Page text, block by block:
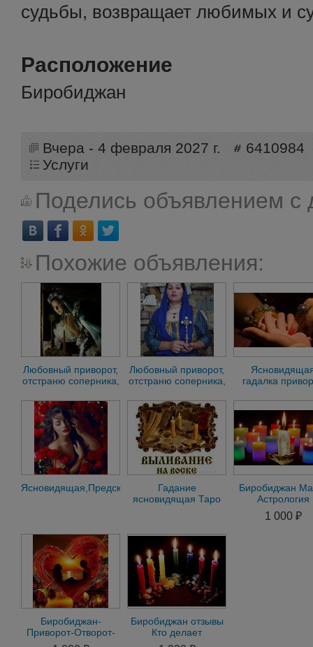
судьбы, возвращает любимых и
Расположение
Биробиджан
Вчера - 4 февраля 2027 г.
6410984
Услуги
Поделись объявлением с
Похожие объявления:
Любовный приворот,
отстраню соперника,
гадалка х
Любовный приворот,
отстраню соперника,
гадалка ф
гадалка
Гадание
ясновидящая Таро
Биробиджан
Астрология
Семейный
Любимого1 000 ₽
Биробиджан-
Приворот-Отворот-
Присушка-Привязка-
Биробиджан отзывы
Кто делает
Привороты.